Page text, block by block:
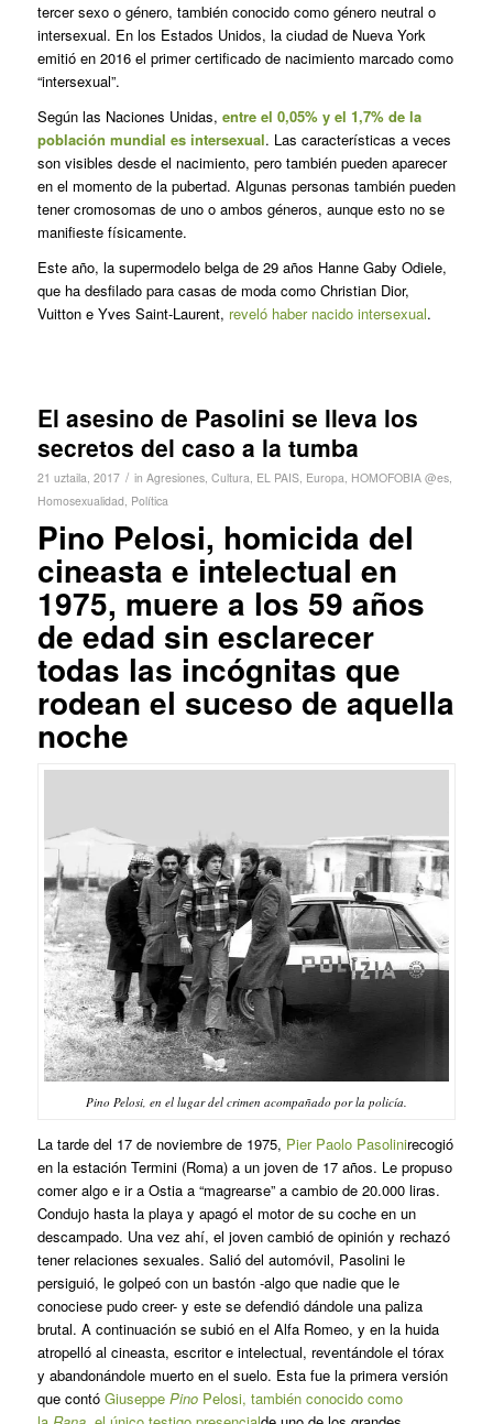
tercer sexo o género, también conocido como género neutral o
intersexual. En los Estados Unidos, la ciudad de Nueva York
emitió en 2016 el primer certificado de nacimiento marcado como
“intersexual”.
Según las Naciones Unidas, entre el 0,05% y el 1,7% de la
población mundial es intersexual. Las características a veces
son visibles desde el nacimiento, pero también pueden aparecer
en el momento de la pubertad. Algunas personas también pueden
tener cromosomas de uno o ambos géneros, aunque esto no se
manifieste físicamente.
Este año, la supermodelo belga de 29 años Hanne Gaby Odiele,
que ha desfilado para casas de moda como Christian Dior,
Vuitton e Yves Saint-Laurent, reveló haber nacido intersexual.
El asesino de Pasolini se lleva los
secretos del caso a la tumba
21 uztaila, 2017 / in Agresiones, Cultura, EL PAIS, Europa, HOMOFOBIA @es,
Homosexualidad, Política
Pino Pelosi, homicida del
cineasta e intelectual en
1975, muere a los 59 años
de edad sin esclarecer
todas las incógnitas que
rodean el suceso de aquella
noche
Pino Pelosi, en el lugar del crimen acompañado por la policía.
La tarde del 17 de noviembre de 1975, Pier Paolo Pasolinirecogió
en la estación Termini (Roma) a un joven de 17 años. Le propuso
comer algo e ir a Ostia a “magrearse” a cambio de 20.000 liras.
Condujo hasta la playa y apagó el motor de su coche en un
descampado. Una vez ahí, el joven cambió de opinión y rechazó
tener relaciones sexuales. Salió del automóvil, Pasolini le
persiguió, le golpeó con un bastón -algo que nadie que le
conociese pudo creer- y este se defendió dándole una paliza
brutal. A continuación se subió en el Alfa Romeo, y en la huida
atropelló al cineasta, escritor e intelectual, reventándole el tórax
y abandonándole muerto en el suelo. Esta fue la primera versión
que contó Giuseppe PinoPelosi, también conocido como